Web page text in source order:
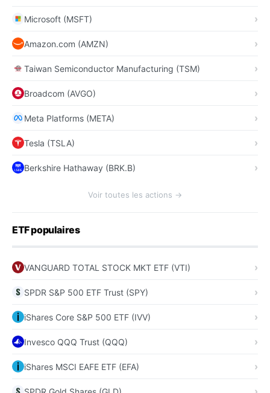
Microsoft (MSFT)
Amazon.com (AMZN)
Taiwan Semiconductor Manufacturing (TSM)
Broadcom (AVGO)
Meta Platforms (META)
Tesla (TSLA)
Berkshire Hathaway (BRK.B)
Voir toutes les actions →
ETF populaires
VANGUARD TOTAL STOCK MKT ETF (VTI)
SPDR S&P 500 ETF Trust (SPY)
iShares Core S&P 500 ETF (IVV)
Invesco QQQ Trust (QQQ)
iShares MSCI EAFE ETF (EFA)